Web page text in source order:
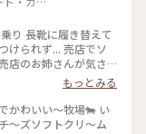
り 長靴に履き替えて
ず... 売店でソ
店のお姉さんが気さ
乳の瓶が可愛いく
と水洗いしてくれまし
た 今度は料理を食べに行きたいです☺️ #森林ノ牧場 #那須
もっとみる